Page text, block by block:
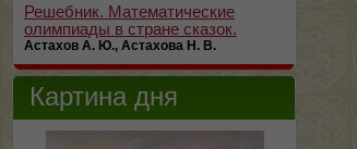
Решебник. Математические
олимпиады в стране сказок.
Астахов А. Ю., Астахова Н. В.
Картина дня